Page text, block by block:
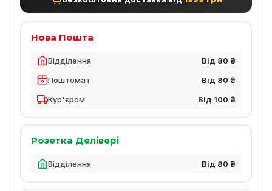
Нова Пошта
Відділення
Від 80 ₴
Поштомат
Від 80 ₴
Кур'єром
Від 100 ₴
Розетка Делівері
Відділення Від 80 ₴